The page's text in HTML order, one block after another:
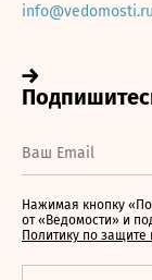
info@vedomosti.ru
Нажимая кнопку
от «Ведомости» и
Политику по